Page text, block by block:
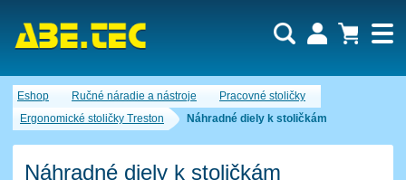
Eshop Ručné náradie a nástroje
Pracovné stoličky
Ergonomické stoličky Treston
Náhradné diely k stoličkám
Náhradné diely k stoličkám
Dopytový košík je prázdny!
Obsah košíka
Počet produktov:0